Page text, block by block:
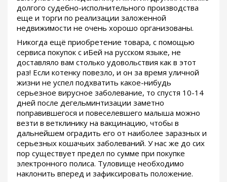
долгого судебно-исполнительного производства
еще и торги по реализации заложенной
недвижимости не очень хорошо организованы.
Никогда ещё приобретение товара, с помощью
сервиса покупок с иБей на русском языке, не
доставляло вам столько удовольствия как в этот
раз! Если котенку повезло, и он за время уличной
жизни не успел подхватить какое-нибудь
серьезное вирусное заболевание, то спустя 10-14
дней после дегельминтизации заметно
поправившегося и повеселевшего малыша можно
везти в ветклинику на вакцинацию, чтобы в
дальнейшем оградить его от наиболее заразных и
серьезных кошачьих заболеваний. У нас же до сих
пор существует предел по сумме при покупке
электронного полиса. Туловище необходимо
наклонить вперед и зафиксировать положение.